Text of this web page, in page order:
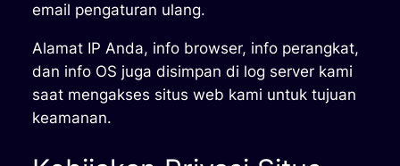
email pengaturan ulang.
Alamat IP Anda, info browser, info perangkat,
dan info OS juga disimpan di log server kami
saat mengakses situs web kami untuk tujuan
keamanan.